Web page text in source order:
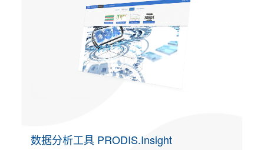
数据分析工具 PRODIS.Insight